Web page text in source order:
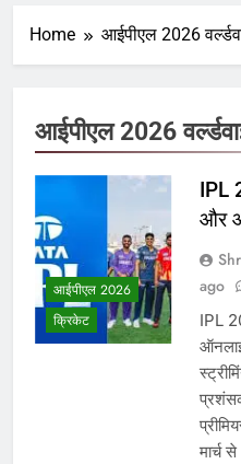
Home आईपीएल 2026
आईपीएल 2026
आईपीएल 2026
क्रिकेट
IPL
और
ago
IPL
मार्च